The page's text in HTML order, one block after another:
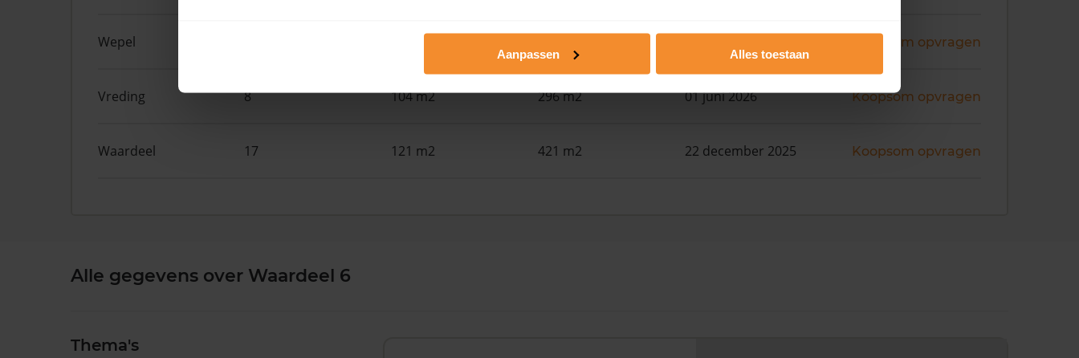
Aanpassen Alles toestaan
Wepel Koopsom opvragen
Vreding 8 104 m2 296 m2 01 juni 2026 Koopsom opvragen
Waardeel 17 121 m2 421 m2 22 december 2025 Koopsom opvragen
Alle gegevens over Waardeel 6
Thema's